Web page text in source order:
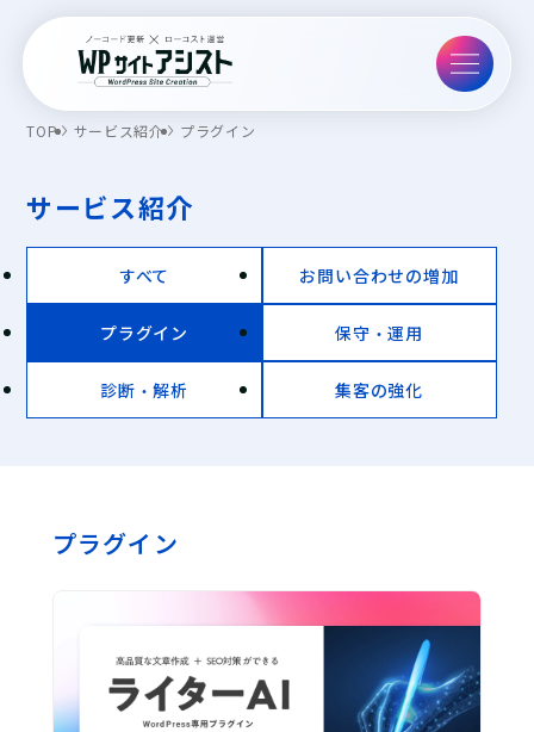
TOP サービス紹介 プラグイン
サービス紹介
すべて お問い合わせの増加
プラグイン 保守・運用
診断・解析 集客の強化
プラグイン